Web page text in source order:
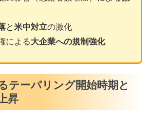
と米中対立の激化
による大企業への規制強化
テーパリング開始時期と
昇